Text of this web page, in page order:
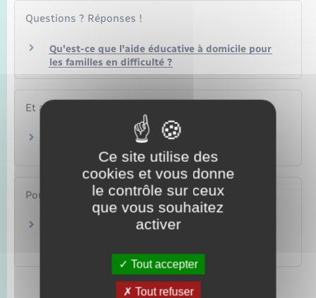
Questions ? Réponses !
Qu'est-ce que l'aide éducative à domicile pour
les familles en difficulté ?
Et aussi
Autorité parentale
Famille – Scolarité
Pour en savoir plus
Guides pratiques sur la protection de l'enfance
Ministère chargé de la santé
Ce site utilise des
cookies et vous donne
le contrôle sur ceux
que vous souhaitez
activer
Tout accepter
Tout refuser